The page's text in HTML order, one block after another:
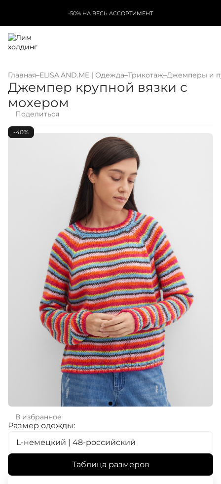
-50% НА ВЕСЬ АССОРТИМЕНТ
Главная–ELISA.AND.ME | Одежда–Трикотаж–Джемперы и
Джемпер крупной вязки с
мохером
Поделиться
-40%
В избранное
Размер одежды:
L-немецкий | 48-российский
Таблица размеров